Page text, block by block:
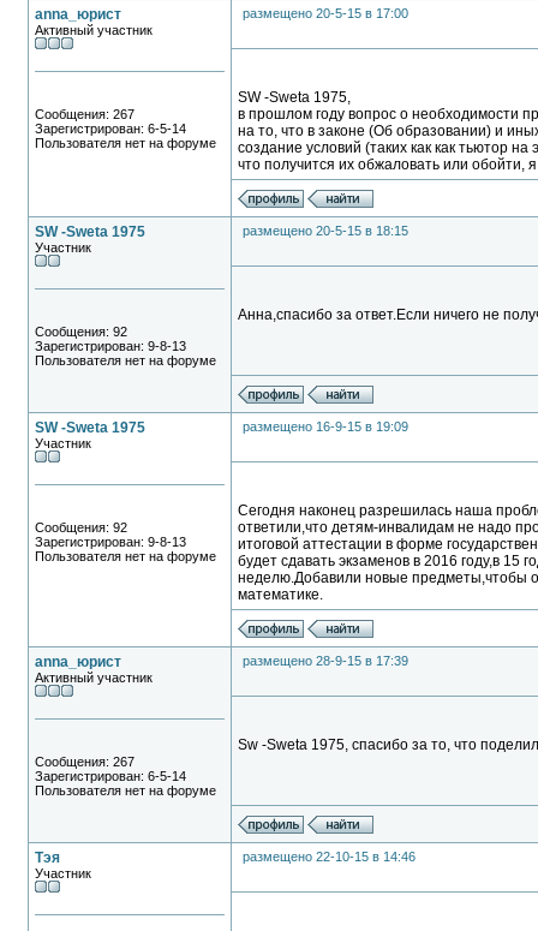
anna_юрист
Активный участник
Сообщения: 267
Зарегистрирован: 6-5-14
Пользователя нет на форуме
размещено 20-5-15 в 17:00
SW -Sweta 1975,
в прошлом году вопрос о необходимости
на то, что в законе (Об образовании) и
создание условий (таких как как тьютор
что получится их обжаловать или обойти,
SW -Sweta 1975
Участник
Сообщения: 92
Зарегистрирован: 9-8-13
Пользователя нет на форуме
размещено 20-5-15 в 18:15
Анна,спасибо за ответ.Если ничего не
SW -Sweta 1975
Участник
Сообщения: 92
Зарегистрирован: 9-8-13
Пользователя нет на форуме
размещено 16-9-15 в 19:09
Сегодня наконец разрешилась наша
ответили,что детям-инвалидам не надо
итоговой аттестации в форме
будет сдавать экзаменов в 2016 году,в 15
неделю.Добавили новые предметы,чтобы
математике.
anna_юрист
Активный участник
Сообщения: 267
Зарегистрирован: 6-5-14
Пользователя нет на форуме
размещено 28-9-15 в 17:39
Sw -Sweta 1975, спасибо за то, что
Тэя
Участник
размещено 22-10-15 в 14:46